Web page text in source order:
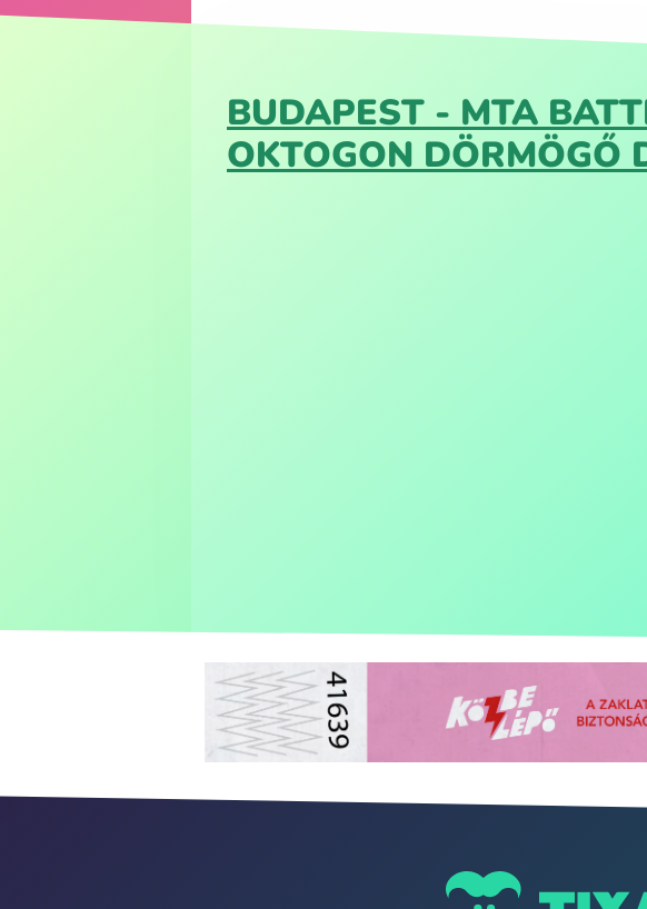
BUDAPEST - MTA
OKTOGON DÖRMÖGŐ